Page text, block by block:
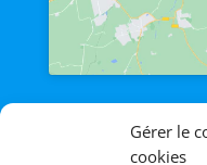
Gérer le
cookies